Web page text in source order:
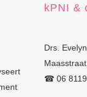
kPNI &
Drs.
☎︎ 06 8119